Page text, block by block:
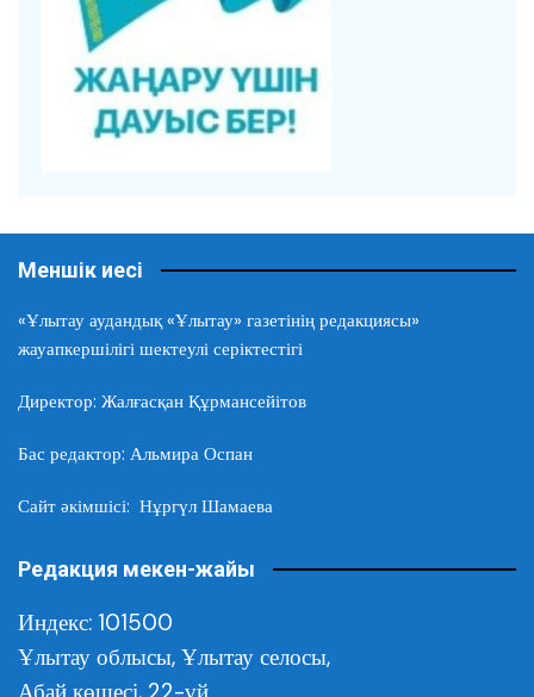
Меншік иесі
«Ұлытау аудандық «Ұлытау» газетінің редакциясы»
жауапкершілігі шектеулі серіктестігі
Директор: Жалғасқан Құрмансейітов
Бас редактор: Альмира Оспан
Сайт әкімшісі: Нұргүл Шамаева
Редакция мекен-жайы
Индекс: 101500
Ұлытау облысы, Ұлытау селосы,